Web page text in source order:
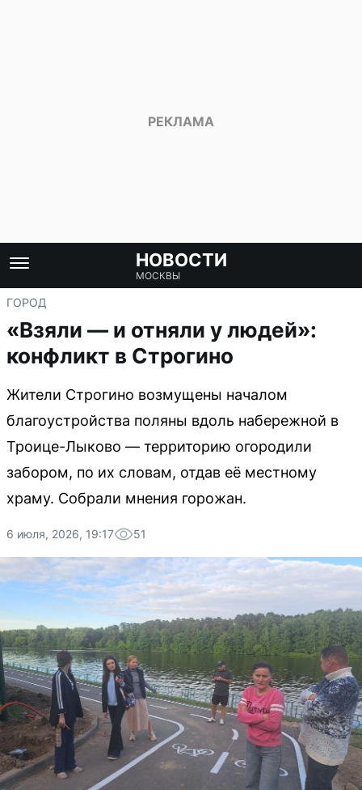
НОВОСТИ
МОСКВЫ
ГОРОД
«Взяли — и отняли у людей»:
конфликт в Строгино
Жители Строгино возмущены началом
благоустройства поляны вдоль набережной в
Троице-Лыково — территорию огородили
забором, по их словам, отдав её местному
храму. Собрали мнения горожан.
6 июля, 2026, 19:17 51